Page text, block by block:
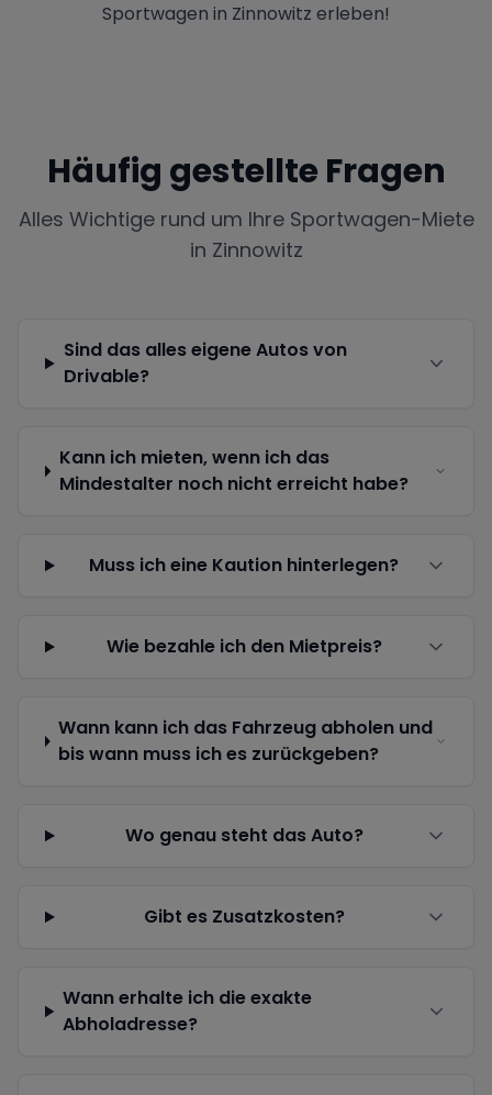
Sportwagen in Zinnowitz erleben!
Häufig gestellte Fragen
Alles Wichtige rund um Ihre Sportwagen-Miete
in Zinnowitz
Sind das alles eigene Autos von
Drivable?
Kann ich mieten, wenn ich das
Mindestalter noch nicht erreicht habe?
Muss ich eine Kaution hinterlegen?
Wie bezahle ich den Mietpreis?
Wann kann ich das Fahrzeug abholen und
bis wann muss ich es zurückgeben?
Wo genau steht das Auto?
Gibt es Zusatzkosten?
Wann erhalte ich die exakte
Abholadresse?